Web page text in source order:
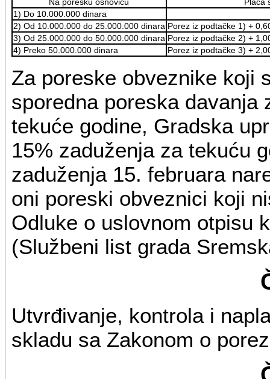
Na poresku osnovicu
Plaća
1) Do 10.000.000 dinara
2) Od 10.000.000 do 25.000.000 dinara Porez iz podtačke 1) +
3) Od 25.000.000 do 50.000.000 dinara Porez iz podtačke 2) +
4) Preko 50.000.000 dinara
Porez iz podtačke 3) +
Za poreske obveznike koji
sporedna poreska davanja
tekuće godine, Gradska
15% zaduženja za tekuću
zaduženja 15. februara
oni poreski obveznici koji
Odluke o uslovnom otpisu
(Službeni list grada
Utvrđivanje, kontrola i
skladu sa Zakonom o